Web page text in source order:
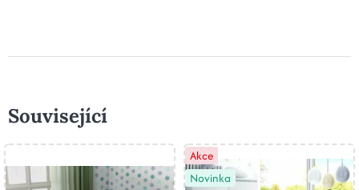
Související
Akce
Novinka